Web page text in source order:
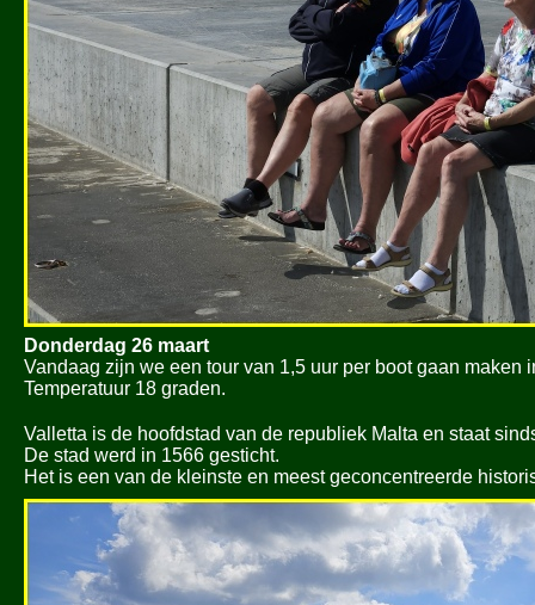
Donderdag 26 maart
Vandaag zijn we een tour van 1,5 uur per boot gaan maken
Temperatuur 18 graden.
Valletta is de hoofdstad van de republiek Malta en staat
De stad werd in 1566 gesticht.
Het is een van de kleinste en meest geconcentreerde